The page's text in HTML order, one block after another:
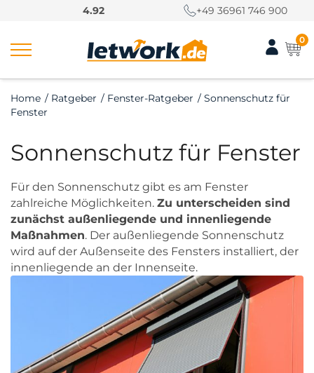
4.92 +49 36961 746 900
0
Home / Ratgeber / Fenster-Ratgeber / Sonnenschutz für
Fenster
Sonnenschutz für Fenster
Für den Sonnenschutz gibt es am Fenster
zahlreiche Möglichkeiten. Zu unterscheiden sind
zunächst außenliegende und innenliegende
Maßnahmen. Der außenliegende Sonnenschutz
wird auf der Außenseite des Fensters installiert, der
innenliegende an der Innenseite.